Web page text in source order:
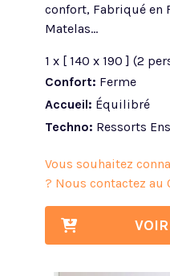
confort, Fabriqué en
Matelas...
1 x [ 140 x 190 ] (2
Confort: Ferme
Accueil: Équilibré
Techno: Ressorts
Vous souhaitez
? Nous contactez au